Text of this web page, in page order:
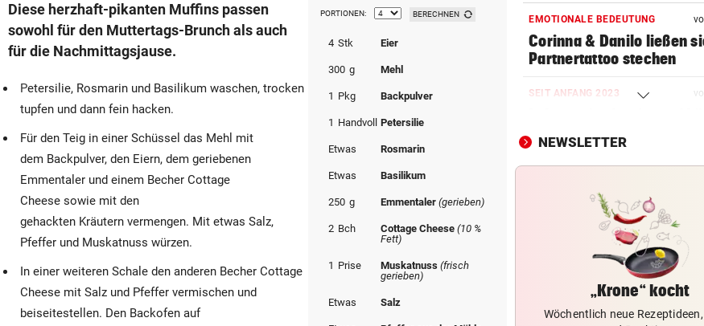
Diese herzhaft-pikanten Muffins passen
sowohl für den Muttertags-Brunch als auch
für die Nachmittagsjause.
Petersilie, Rosmarin und Basilikum waschen, trocken
tupfen und dann fein hacken.
Für den Teig in einer Schüssel das Mehl mit
dem Backpulver, den Eiern, dem geriebenen
Emmentaler und einem Becher Cottage
Cheese sowie mit den
gehackten Kräutern vermengen. Mit etwas Salz,
Pfeffer und Muskatnuss würzen.
In einer weiteren Schale den anderen Becher Cottage
Cheese mit Salz und Pfeffer vermischen und
beiseitestellen. Den Backofen auf
PORTIONEN: BERECHNEN
4 Stk Eier
300 g Mehl
1 Pkg Backpulver
1 Handvoll Petersilie
Etwas Rosmarin
Etwas Basilikum
250 g Emmentaler(gerieben)
2 Bch Cottage Cheese(10 %
Fett)
1 Prise Muskatnuss(frisch
gerieben)
Etwas Salz
EMOTIONALE BEDEUTUNG
Corinna & Danilo ließen
Partnertattoo stechen
SEIT ANFANG 2023
Stand geklettert
AUSSAGE ÜBER KINDER
Steirische ÖVP-Chefin
den Bundeskanzler
„WERMUTSTROPFEN“
Verletzter Salzburg-
Diagnose ist da!
SPRICHT ÜBER FAMILIE
NEWSLETTER
„Krone“ kocht
Wöchentlich neue